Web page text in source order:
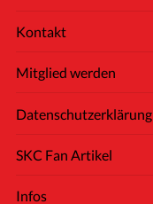
Kontakt
Mitglied werden
Datenschutzerklärung
SKC Fan Artikel
Infos